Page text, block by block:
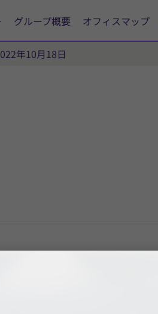
グループ概要 オフィスマップ
年10月18日